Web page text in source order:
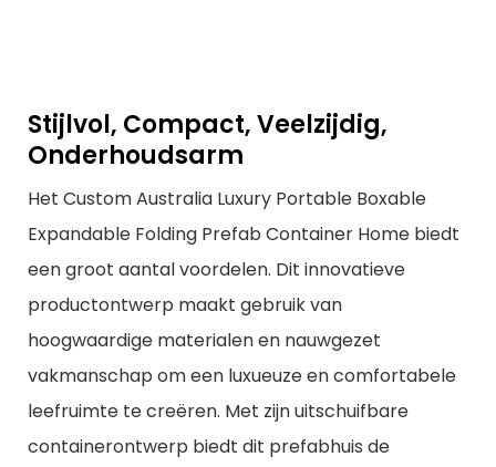
Stijlvol, Compact, Veelzijdig,
Onderhoudsarm
Het Custom Australia Luxury Portable Boxable
Expandable Folding Prefab Container Home biedt
een groot aantal voordelen. Dit innovatieve
productontwerp maakt gebruik van
hoogwaardige materialen en nauwgezet
vakmanschap om een ​​luxueuze en comfortabele
leefruimte te creëren. Met zijn uitschuifbare
containerontwerp biedt dit prefabhuis de